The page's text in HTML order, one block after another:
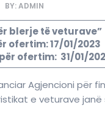
BY:ADMIN
blerje të veturave”
ofertim: 17/01/2023
ofertim: 31/01/
Agjencioni për
e veturave janë